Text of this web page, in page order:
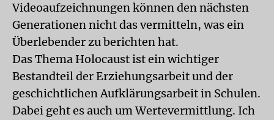
Videoaufzeichnungen können den nächsten
Generationen nicht das vermitteln, was ein
Überlebender zu berichten hat.
Das Thema Holocaust ist ein wichtiger
Bestandteil der Erziehungsarbeit und der
geschichtlichen Aufklärungsarbeit in Schulen.
Dabei geht es auch um Wertevermittlung. Ich